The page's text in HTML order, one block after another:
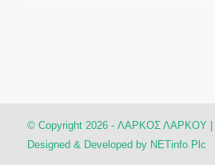
© Copyright 2026 - ΛΑΡΚΟΣ ΛΑΡΚΟΥ |
Designed & Developed by NETinfo Plc